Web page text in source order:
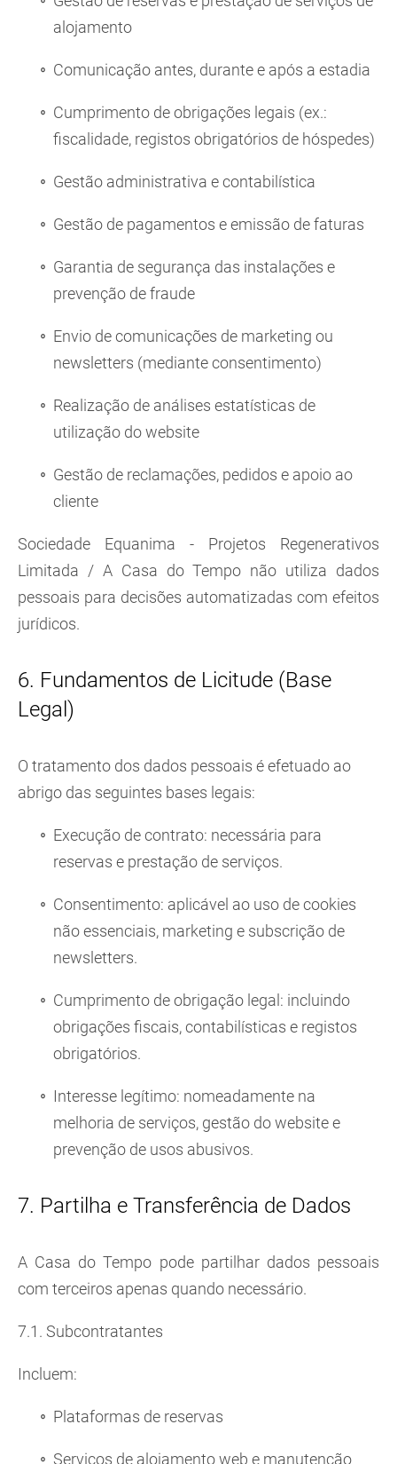
alojamento
Comunicação antes, durante e após a estadia
Cumprimento de obrigações legais (ex.:
fiscalidade, registos obrigatórios de hóspedes)
Gestão administrativa e contabilística
Gestão de pagamentos e emissão de faturas
Garantia de segurança das instalações e
prevenção de fraude
Envio de comunicações de marketing ou
newsletters (mediante consentimento)
Realização de análises estatísticas de
utilização do website
Gestão de reclamações, pedidos e apoio ao
cliente
Sociedade Equanima - Projetos Regenerativos
Limitada / A Casa do Tempo não utiliza dados
pessoais para decisões automatizadas com efeitos
jurídicos.
6. Fundamentos de Licitude (Base
Legal)
O tratamento dos dados pessoais é efetuado ao
abrigo das seguintes bases legais:
Execução de contrato: necessária para
reservas e prestação de serviços.
Consentimento: aplicável ao uso de cookies
não essenciais, marketing e subscrição de
newsletters.
Cumprimento de obrigação legal: incluindo
obrigações fiscais, contabilísticas e registos
obrigatórios.
Interesse legítimo: nomeadamente na
melhoria de serviços, gestão do website e
prevenção de usos abusivos.
7. Partilha e Transferência de Dados
A Casa do Tempo pode partilhar dados pessoais
com terceiros apenas quando necessário.
7.1. Subcontratantes
Incluem:
Plataformas de reservas
Serviços de alojamento web e manutenção